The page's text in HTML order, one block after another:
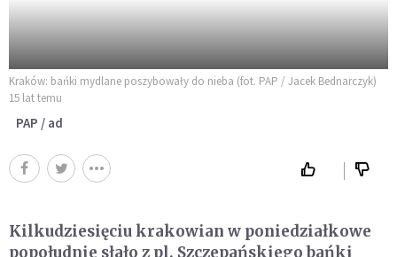
Kraków: bańki mydlane poszybowały do nieba (fot. PAP / Jacek Bednarczyk)
15 lat temu
PAP / ad
Kilkudziesięciu krakowian w poniedziałkowe
popołudnie słało z pl. Szczepańskiego bańki